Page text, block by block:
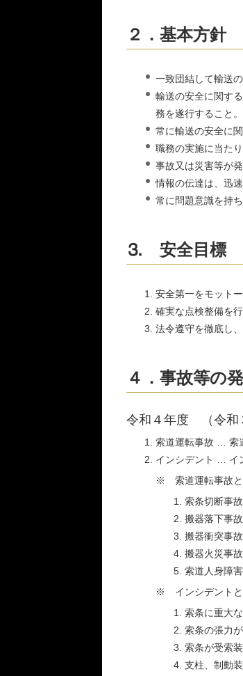
２．基本方針
一致団結して輸送
輸送の安全に関す
務を遂行すること。
常に輸送の安全に
職務の実施に当た
事故又は災害等が
情報の伝達は、迅
常に問題意識を持
⒊ 安全目標
安全第一をモット
確実な点検整備を
法令遵守を徹底し
４．事故等の
令和４年度 （令和
索道運転事故 … 索
インシデント … イ
※ 索道運転事故と
索条切断
搬器落下
搬器衝突事
搬器火災
索道人身障
※ インシデントと
索条に重大
索条の張力
索条が受索
支柱、制動